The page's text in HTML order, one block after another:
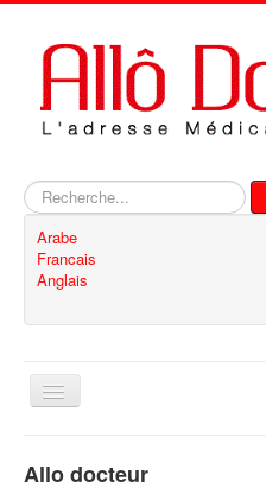
Rechercher
Arabe
Francais
Anglais
Basculer
Allo docteur